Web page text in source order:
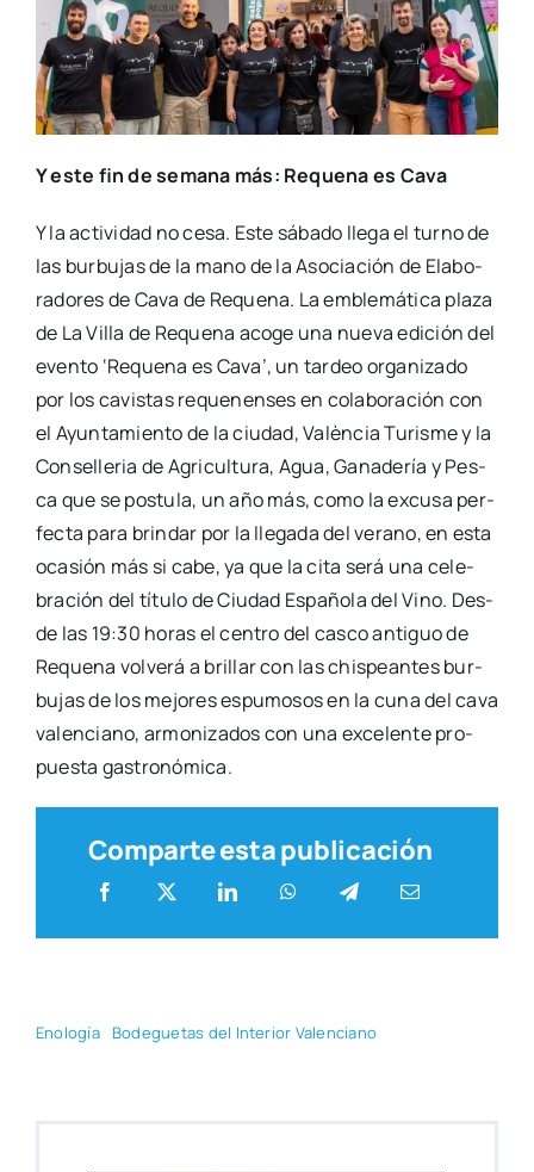
Y este fin de sema­na más: Reque­na es Cava
Y la acti­vi­dad no cesa. Este sába­do lle­ga el turno de
las bur­bu­jas de la mano de la Aso­cia­ción de Ela­bo­
ra­do­res de Cava de Reque­na. La emble­má­ti­ca pla­za
de La Villa de Reque­na aco­ge una nue­va edi­ción del
even­to ‘Reque­na es Cava’, un tar­deo orga­ni­za­do
por los cavis­tas reque­nen­ses en cola­bo­ra­ción con
el Ayun­ta­mien­to de la ciu­dad, Valèn­cia Turis­me y la
Con­se­lle­ria de Agri­cul­tu­ra, Agua, Gana­de­ría y Pes­
ca que se pos­tu­la, un año más, como la excu­sa per­
fec­ta para brin­dar por la lle­ga­da del verano, en esta
oca­sión más si cabe, ya que la cita será una cele­
bra­ción del títu­lo de Ciu­dad Espa­ño­la del Vino. Des­
de las 19:30 horas el cen­tro del cas­co anti­guo de
Reque­na vol­ve­rá a bri­llar con las chis­pean­tes bur­
bu­jas de los mejo­res espu­mo­sos en la cuna del cava
valen­ciano, armo­ni­za­dos con una exce­len­te pro­
pues­ta gas­tro­nó­mi­ca.
Comparte esta publicación
Eno­lo­gía Bode­gue­tas del Inte­rior Valen­ciano